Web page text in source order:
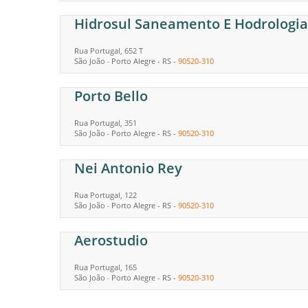
Hidrosul Saneamento E
Rua Portugal, 652 T
São João - Porto Alegre - RS - 90520-310
Porto Bello
Rua Portugal, 351
São João - Porto Alegre - RS - 90520-310
Nei Antonio Rey
Rua Portugal, 122
São João - Porto Alegre - RS - 90520-310
Aerostudio
Rua Portugal, 165
São João - Porto Alegre - RS - 90520-310